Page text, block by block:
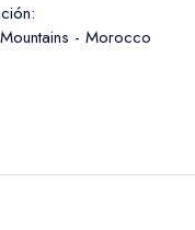
- Morocco